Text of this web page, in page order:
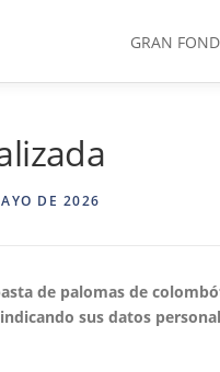
GRAN
DE 2026
de palomas de
sus datos